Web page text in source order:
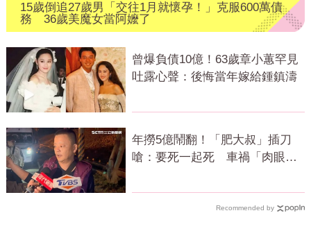
15歲倒追27歲男「交往1月就懷孕！」克服600萬債
務 36歲美魔女當阿嬤了
曾爆負債10億！63歲章小蕙罕見
吐露心聲：後悔當年嫁給鍾鎮濤
年撈5億鬧翻！「肥大叔」插刀
嗆：要死一起死 車禍「肉眼酒
Recommended by